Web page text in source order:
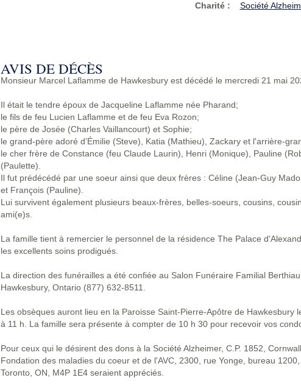
Charité: Société
AVIS DE DÉCÈS
Monsieur Marcel Laflamme de Hawkesbury est décédé le mercredi 21 mai
Il était le tendre époux de Jacqueline Laflamme née Pharand;
le fils de feu Lucien Laflamme et de feu Eva Rozon;
le père de Josée (Charles Vaillancourt) et Sophie;
le grand-père adoré d’Émilie (Steve), Katia (Mathieu), Zackary et l'arrière-
le cher frère de Constance (feu Claude Laurin), Henri (Monique), Pauline
(Paulette).
Il fut prédécédé par une soeur ainsi que deux frères : Céline (Jean-Guy
et François (Pauline).
Lui survivent également plusieurs beaux-frères, belles-soeurs, cousins,
ami(e)s.
La famille tient à remercier le personnel de la résidence The Palace
les excellents soins prodigués.
La direction des funérailles a été confiée au Salon Funéraire Familial
Hawkesbury, Ontario (877) 632-8511.
Les obsèques auront lieu en la Paroisse Saint-Pierre-Apôtre de Hawkesbury
à 11 h. La famille sera présente à compter de 10 h 30 pour recevoir vos
Pour ceux qui le désirent des dons à la Société Alzheimer, C.P. 1852,
Fondation des maladies du coeur et de l'AVC, 2300, rue Yonge, bureau
Toronto, ON, M4P 1E4 seraient appréciés.